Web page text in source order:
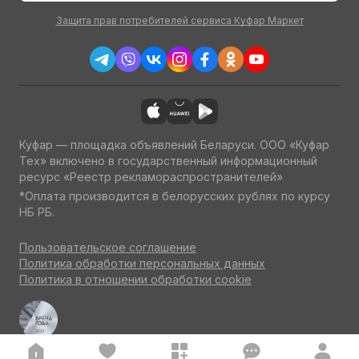
Защита прав потребителей сервиса Куфар Маркет
Куфар — площадка объявлений Беларуси. ООО «Куфар
Тех» включено в государственный информационный
ресурс «Реестр рекламораспространителей»
*Оплата производится в белорусских рублях по курсу
НБ РБ.
Пользовательское соглашение
Политика обработки персональных данных
Политика в отношении обработки cookie
Куфар Авто — одна из ведущих площадок об авто
по итогам потребительского голосования на конкурсе